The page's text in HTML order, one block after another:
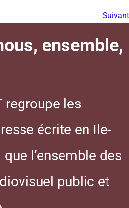
Suivant
ensemble,
regroupe les
écrite en Ile-
l’ensemble des
public et